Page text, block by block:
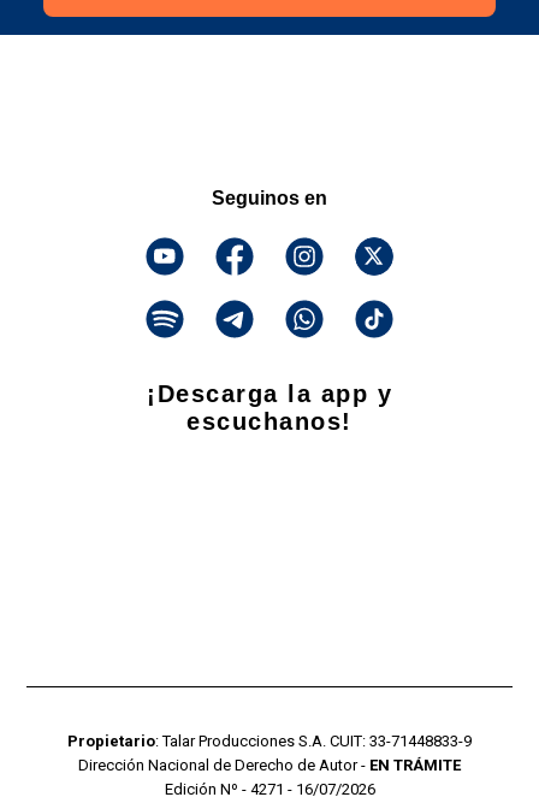
Seguinos en
¡Descarga la app y
escuchanos!
Propietario: Talar Producciones S.A. CUIT: 33-71448833-9
Dirección Nacional de Derecho de Autor - EN TRÁMITE
Edición Nº - 4271 - 16/07/2026